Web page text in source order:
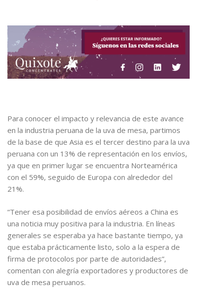
Para conocer el impacto y relevancia de este avance
en la industria peruana de la uva de mesa, partimos
de la base de que Asia es el tercer destino para la uva
peruana con un 13% de representación en los envíos,
ya que en primer lugar se encuentra Norteamérica
con el 59%, seguido de Europa con alrededor del
21%.
“Tener esa posibilidad de envíos aéreos a China es
una noticia muy positiva para la industria. En líneas
generales se esperaba ya hace bastante tiempo, ya
que estaba prácticamente listo, solo a la espera de
firma de protocolos por parte de autoridades”,
comentan con alegría exportadores y productores de
uva de mesa peruanos.